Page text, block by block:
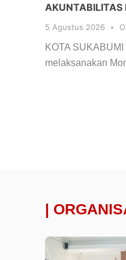
AKUNTABILITAS
5 Agustus 2026
KOTA
melaksanakan
|